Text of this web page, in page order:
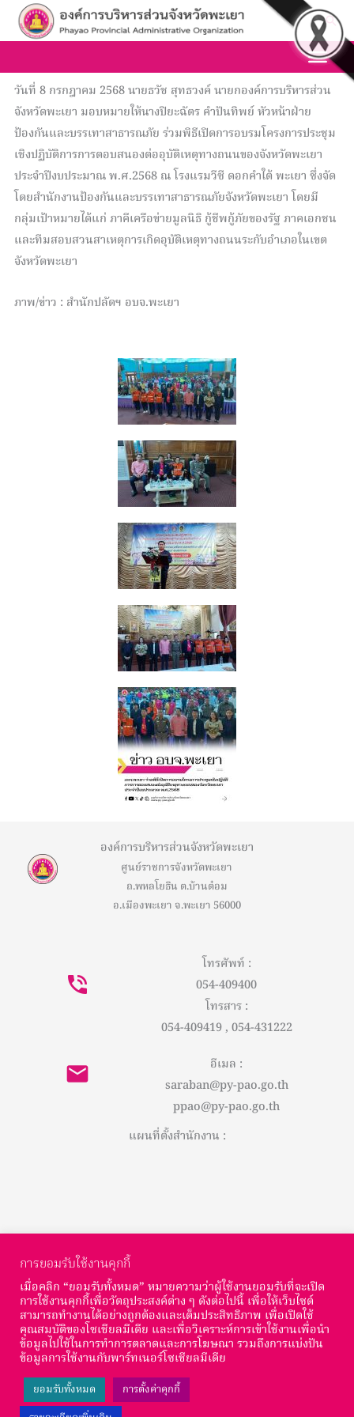
Skip
วันที่ 8 กรกฎาคม 2568 นายธวัช สุทธวงค์ นายกองค์การบริหารส่วน
จังหวัดพะเยา มอบหมายให้นางปิยะฉัตร คำปันทิพย์ หัวหน้าฝ่าย
ป้องกันและบรรเทาสาธารณภัย ร่วมพิธีเปิดการอบรมโครงการประชุม
เชิงปฏิบัติการการตอบสนองต่ออุบัติเหตุทางถนนของจังหวัดพะเยา
ประจำปีงบประมาณ พ.ศ.2568 ณ โรงแรมวีซี ดอกคำใต้ พะเยา ซึ่งจัด
โดยสำนักงานป้องกันและบรรเทาสาธารณภัยจังหวัดพะเยา โดยมี
กลุ่มเป้าหมายได้แก่ ภาคีเครือข่ายมูลนิธิ กู้ชีพกู้ภัยของรัฐ ภาคเอกชน
และทีมสอบสวนสาเหตุการเกิดอุบัติเหตุทางถนนระกับอำเภอในเขต
จังหวัดพะเยา
ภาพ/ข่าว : สำนักปลัดฯ อบจ.พะเยา
องค์การบริหารส่วนจังหวัดพะเยา
ศูนย์ราชการจังหวัดพะเยา
ถ.พหลโยธิน ต.บ้านต๋อม
อ.เมืองพะเยา จ.พะเยา 56000
โทรศัพท์ :
054-409400
โทรสาร :
054-409419 , 054-431222
อีเมล :
saraban@py-pao.go.th
ppao@py-pao.go.th
แผนที่ตั้งสำนักงาน :
© Copyright องค์การบริหารส่วนจังหวัดพะเยา : 2026
จำนวนผู้เข้าชม :
Total Views:
การยอมรับใช้งานคุกกี้
เมื่อคลิก “ยอมรับทั้งหมด” หมายความว่าผู้ใช้งานยอมรับที่จะเปิด
การใช้งานคุกกี้เพื่อวัตถุประสงค์ต่าง ๆ ดังต่อไปนี้ เพื่อให้เว็บไซต์
สามารถทำงานได้อย่างถูกต้องและเต็มประสิทธิภาพ เพื่อเปิดใช้
คุณสมบัติของโซเชียลมีเดีย และเพื่อวิเคราะห์การเข้าใช้งานเพื่อนำ
ข้อมูลไปใช้ในการทำการตลาดและการโฆษณา รวมถึงการแบ่งปัน
ข้อมูลการใช้งานกับพาร์ทเนอร์โซเชียลมีเดีย
ยอมรับทั้งหมด
การตั้งค่าคุกกี้